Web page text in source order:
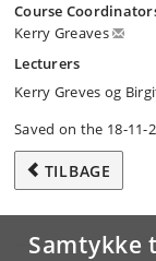
Samtykke
Course
Kerry Greaves
Lecturers
Kerry Greves og
Saved on the 18-11-
TILBAGE